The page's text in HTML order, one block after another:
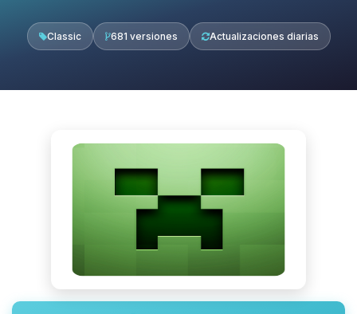
Classic 681 versiones Actualizaciones diarias